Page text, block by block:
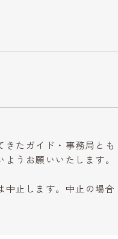
きたガイド・事務局とも
うお願いいたします。
中止します。中止の場合